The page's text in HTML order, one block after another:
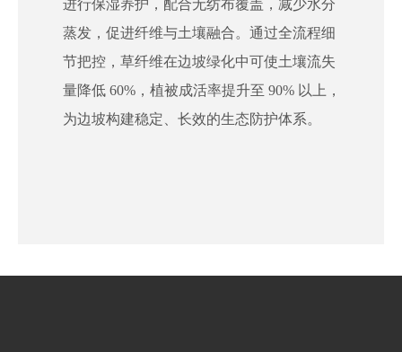
进行保湿养护，配合无纺布覆盖，减少水分
蒸发，促进纤维与土壤融合。通过全流程细
节把控，草纤维在边坡绿化中可使土壤流失
量降低 60%，植被成活率提升至 90% 以上，
为边坡构建稳定、长效的生态防护体系。